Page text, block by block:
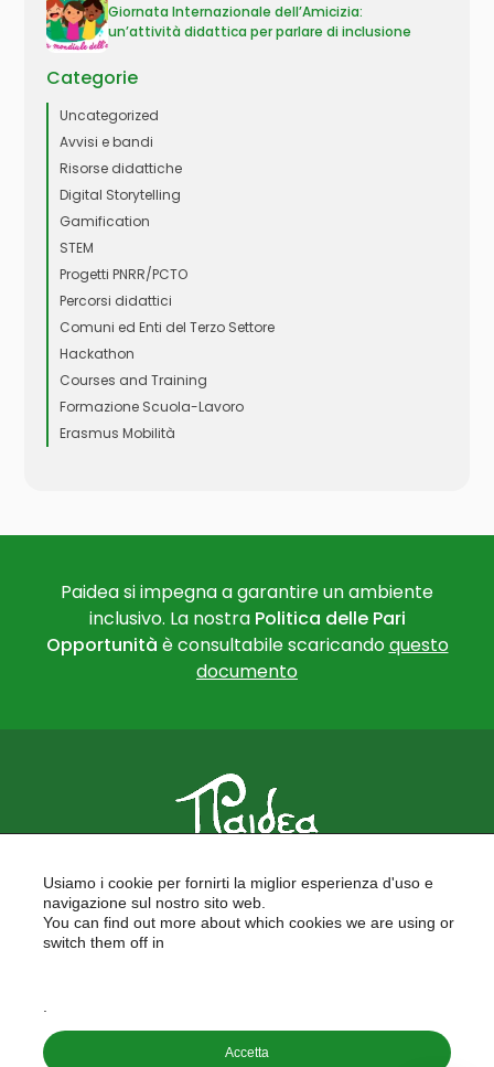
Giornata Internazionale dell’Amicizia:
un’attività didattica per parlare di inclusione
Categorie
Uncategorized
Avvisi e bandi
Risorse didattiche
Digital Storytelling
Gamification
STEM
Progetti PNRR/PCTO
Percorsi didattici
Comuni ed Enti del Terzo Settore
Hackathon
Courses and Training
Formazione Scuola-Lavoro
Erasmus Mobilità
Paidea si impegna a garantire un ambiente
inclusivo. La nostra Politica delle Pari
Opportunità è consultabile scaricandoquesto
documento
FORMAZIONE PER LE SCUOLE
FORMAZIONE PROFESSIONALE
PROGETTI EUROPEI
Copyright © 2026
Usiamo i cookie per fornirti la miglior esperienza d'uso e
navigazione sul nostro sito web.
You can find out more about which cookies we are using or
switch them off in
Accetta